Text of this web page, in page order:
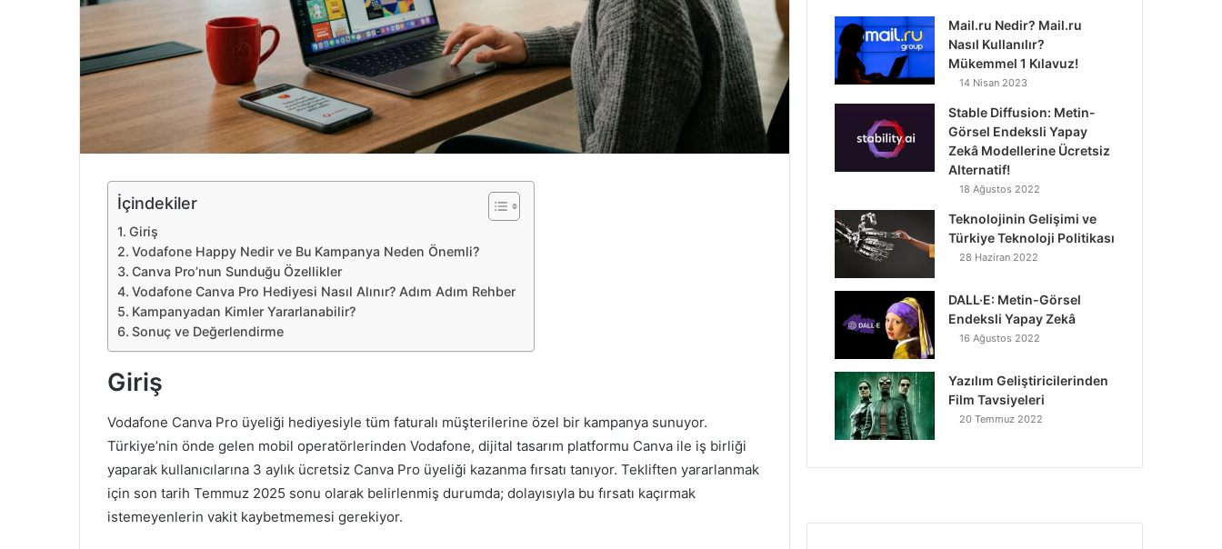
İçindekiler
Giriş
Vodafone Happy Nedir ve Bu Kampanya Neden Önemli?
Canva Pro’nun Sunduğu Özellikler
Vodafone Canva Pro Hediyesi Nasıl Alınır? Adım Adım Rehber
Kampanyadan Kimler Yararlanabilir?
Sonuç ve Değerlendirme
Giriş
Vodafone Canva Pro üyeliği hediyesiyle tüm faturalı müşterilerine özel bir kampanya sunuyor.
Türkiye’nin önde gelen mobil operatörlerinden Vodafone, dijital tasarım platformu Canva ile iş birliği
yaparak kullanıcılarına 3 aylık ücretsiz Canva Pro üyeliği kazanma fırsatı tanıyor. Tekliften yararlanmak
için son tarih Temmuz 2025 sonu olarak belirlenmiş durumda; dolayısıyla bu fırsatı kaçırmak
istemeyenlerin vakit kaybetmemesi gerekiyor.
Mail.ru Nedir? Mail.ru
Nasıl Kullanılır?
Mükemmel 1 Kılavuz!
14 Nisan 2023
Stable Diffusion: Metin-
Görsel Endeksli Yapay
Zekâ Modellerine Ücretsiz
Alternatif!
18 Ağustos 2022
Teknolojinin Gelişimi ve
Türkiye Teknoloji Politikası
28 Haziran 2022
DALL·E: Metin-Görsel
Endeksli Yapay Zekâ
16 Ağustos 2022
Yazılım Geliştiricilerinden
Film Tavsiyeleri
20 Temmuz 2022